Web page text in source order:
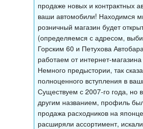
продаже новых и контрактных
ваши автомобили! Находимся
розничный магазин будет
(определяемся с адресом,
Горским 60 и Петухова
работаем от интернет-магазина
Немного предыстории, так
полноценного вступления в
Существуем с 2007-го года, но
другим названием, профиль
продажа расходников на
расширяли ассортимент,